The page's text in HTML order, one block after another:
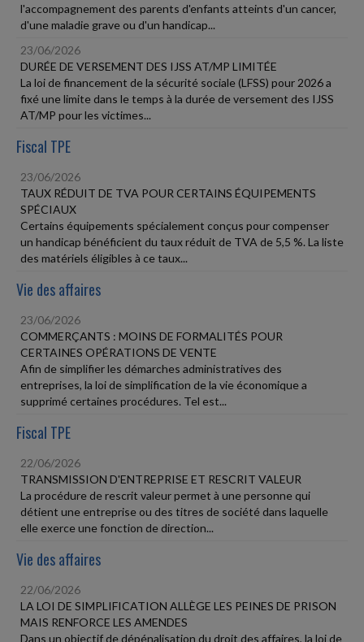
l'accompagnement des parents d'enfants atteints d'un cancer,
d'une maladie grave ou d'un handicap...
23/06/2026
DURÉE DE VERSEMENT DES IJSS AT/MP LIMITÉE
La loi de financement de la sécurité sociale (LFSS) pour 2026 a
fixé une limite dans le temps à la durée de versement des IJSS
AT/MP pour les victimes...
Fiscal TPE
23/06/2026
TAUX RÉDUIT DE TVA POUR CERTAINS ÉQUIPEMENTS
SPÉCIAUX
Certains équipements spécialement conçus pour compenser
un handicap bénéficient du taux réduit de TVA de 5,5 %. La liste
des matériels éligibles à ce taux...
Vie des affaires
23/06/2026
COMMERÇANTS : MOINS DE FORMALITÉS POUR
CERTAINES OPÉRATIONS DE VENTE
Afin de simplifier les démarches administratives des
entreprises, la loi de simplification de la vie économique a
supprimé certaines procédures. Tel est...
Fiscal TPE
22/06/2026
TRANSMISSION D'ENTREPRISE ET RESCRIT VALEUR
La procédure de rescrit valeur permet à une personne qui
détient une entreprise ou des titres de société dans laquelle
elle exerce une fonction de direction...
Vie des affaires
22/06/2026
LA LOI DE SIMPLIFICATION ALLÈGE LES PEINES DE PRISON
MAIS RENFORCE LES AMENDES
Dans un objectif de dépénalisation du droit des affaires, la loi de